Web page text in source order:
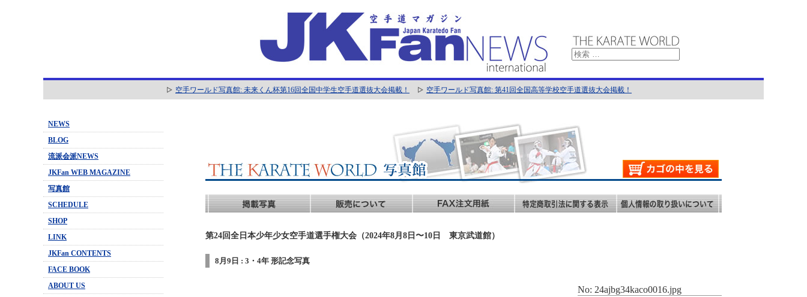
空手ワールド写真館: 未来くん杯第16回全国中学生空手道選抜大会掲載！ 空手ワールド写真館: 第41回全国高等学校空手道選抜大会掲載！
NEWS
BLOG
流派会派NEWS
JKFan WEB MAGAZINE
写真館
SCHEDULE
SHOP
LINK
JKFan CONTENTS
FACE BOOK
ABOUT US
第24回全日本少年少女空手道選手権大会（2024年8月8日〜10日 東京武道館）
8月9日 : 3・4年 形記念写真
No: 24ajbg34kaco0016.jpg